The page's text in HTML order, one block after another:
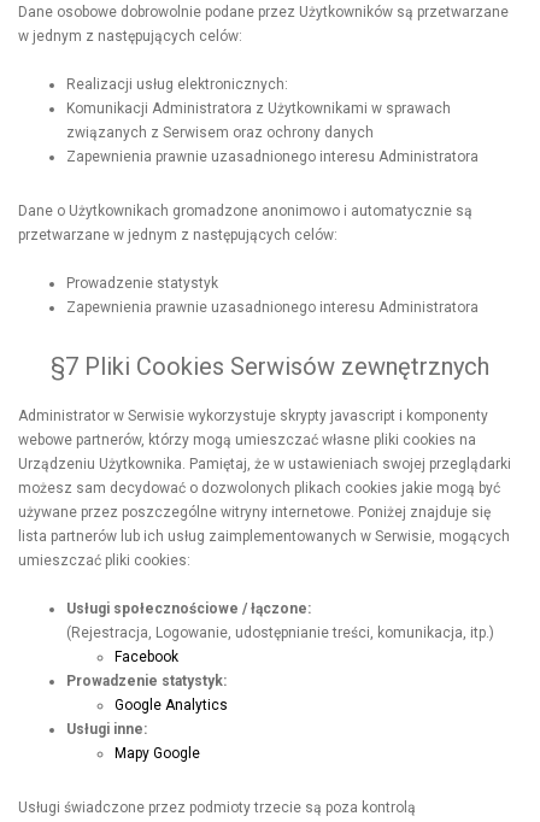
Dane osobowe dobrowolnie podane przez Użytkowników są przetwarzane
w jednym z następujących celów:
Realizacji usług elektronicznych:
Komunikacji Administratora z Użytkownikami w sprawach
związanych z Serwisem oraz ochrony danych
Zapewnienia prawnie uzasadnionego interesu Administratora
Dane o Użytkownikach gromadzone anonimowo i automatycznie są
przetwarzane w jednym z następujących celów:
Prowadzenie statystyk
Zapewnienia prawnie uzasadnionego interesu Administratora
§7 Pliki Cookies Serwisów zewnętrznych
Administrator w Serwisie wykorzystuje skrypty javascript i komponenty
webowe partnerów, którzy mogą umieszczać własne pliki cookies na
Urządzeniu Użytkownika. Pamiętaj, że w ustawieniach swojej przeglądarki
możesz sam decydować o dozwolonych plikach cookies jakie mogą być
używane przez poszczególne witryny internetowe. Poniżej znajduje się
lista partnerów lub ich usług zaimplementowanych w Serwisie, mogących
umieszczać pliki cookies:
Usługi społecznościowe / łączone:
(Rejestracja, Logowanie, udostępnianie treści, komunikacja, itp.)
Facebook
Prowadzenie statystyk:
Google Analytics
Usługi inne:
Mapy Google
Usługi świadczone przez podmioty trzecie są poza kontrolą